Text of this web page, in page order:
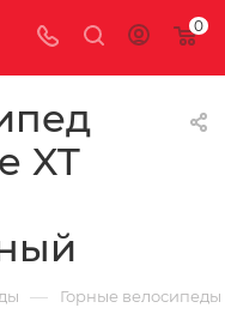
0
XT
— Горные велосипеды